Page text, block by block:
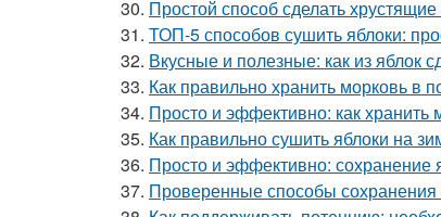
30. Простой способ сделать
31. ТОП-5 способов сушить яблоки:
32. Вкусные и полезные: как из яблок
33. Как правильно хранить морковь в
34. Просто и эффективно: как хранить
35. Как правильно сушить яблоки на
36. Просто и эффективно: сохранение
37. Проверенные способы